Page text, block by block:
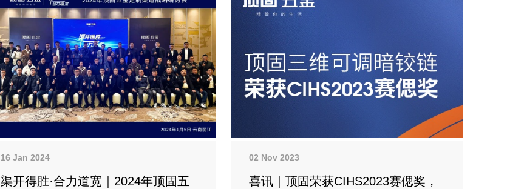
16 Jan 2024
渠开得胜·合力道宽｜2024年顶固五
02 Nov 2023
喜讯｜顶固荣获CIHS2023赛偲奖，